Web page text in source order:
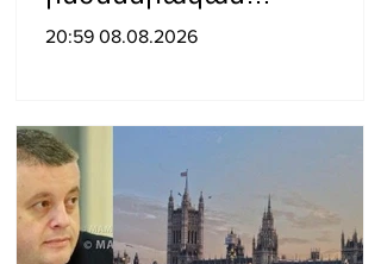
ուսումնասիրություններ
20:59 08.08.2026